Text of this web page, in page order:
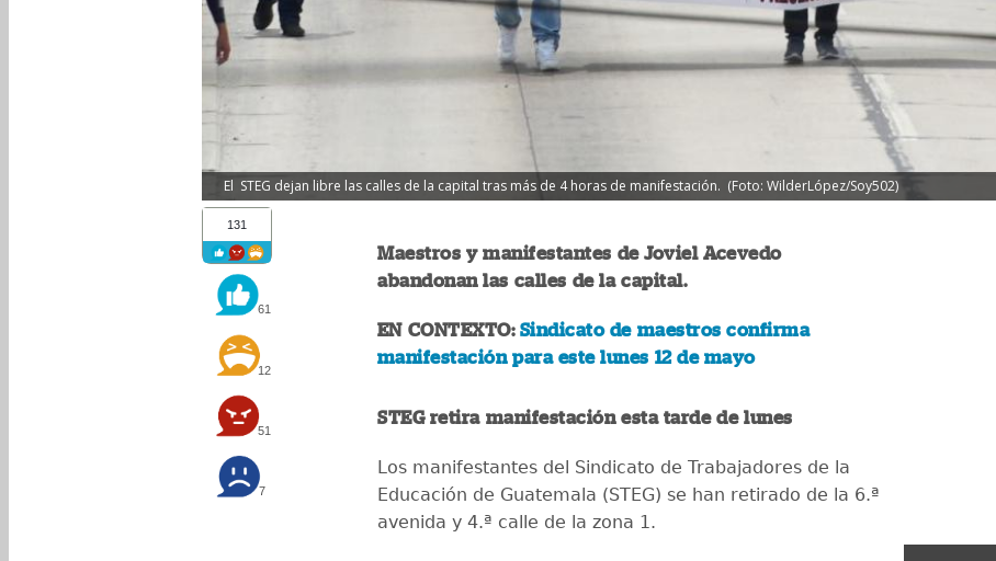
El STEG dejan libre las calles de la capital tras más de 4 horas de manifestación. (Foto: WilderLópez/Soy502)
131
61
12
51
7
Maestros y manifestantes de Joviel Acevedo
abandonan las calles de la capital.
EN CONTEXTO:Sindicato de maestros confirma
manifestación para este lunes 12 de mayo
STEG retira manifestación esta tarde de lunes
Los manifestantes del Sindicato de Trabajadores de la
Educación de Guatemala (STEG) se han retirado de la 6.ª
avenida y 4.ª calle de la zona 1.